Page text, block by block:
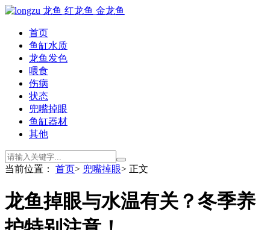
首页
鱼缸水质
龙鱼发色
喂食
伤病
状态
兜嘴掉眼
鱼缸器材
其他
当前位置： 首页> 兜嘴掉眼> 正文
龙鱼掉眼与水温有关？冬季养